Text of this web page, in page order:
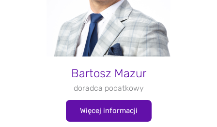
Bartosz Mazur
doradca podatkowy
Więcej informacji